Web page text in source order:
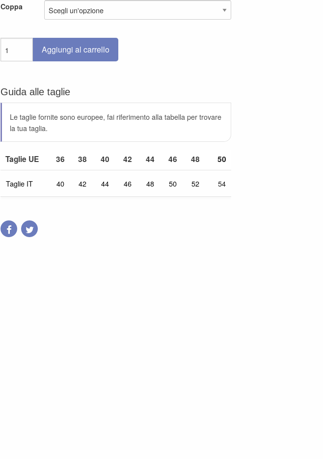
Coppa
Aggiungi al carrello
Guida alle taglie
Le taglie fornite sono europee, fai riferimento alla tabella per trovare
la tua taglia.
Taglie UE 36 38 40 42 44 46 48 50
Taglie IT 40 42 44 46 48 50 52 54